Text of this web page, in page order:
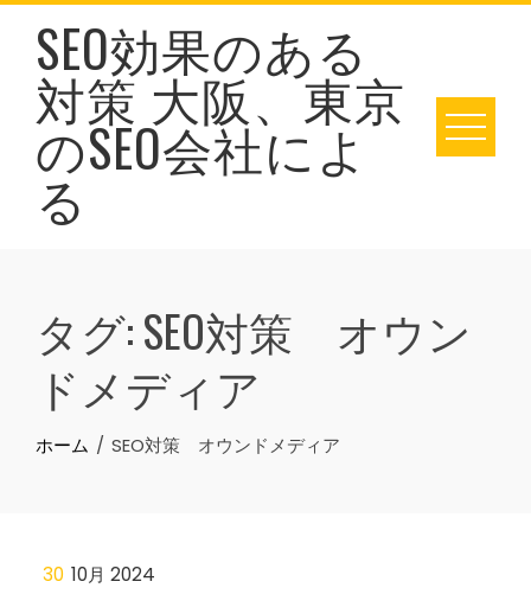
Skip
contentSEO効果のある
対策 大阪、東京
のSEO会社によ
る
タグ:SEO対策 オウン
ドメディア
ホーム SEO対策 オウンドメディア
30 10月 2024